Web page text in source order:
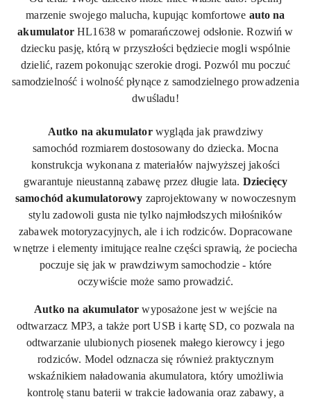
marzenie swojego malucha, kupując komfortowe auto na
akumulatorHL1638 w pomarańczowej odsłonie. Rozwiń w
dziecku pasję, którą w przyszłości będziecie mogli wspólnie
dzielić, razem pokonując szerokie drogi. Pozwól mu poczuć
samodzielność i wolność płynące z samodzielnego prowadzenia
dwuśladu!
Autko na akumulatorwygląda jak prawdziwy
samochód rozmiarem dostosowany do dziecka. Mocna
konstrukcja wykonana z materiałów najwyższej jakości
gwarantuje nieustanną zabawę przez długie lata. Dziecięcy
samochód akumulatorowy zaprojektowany w nowoczesnym
stylu zadowoli gusta nie tylko najmłodszych miłośników
zabawek motoryzacyjnych, ale i ich rodziców. Dopracowane
wnętrze i elementy imitujące realne części sprawią, że pociecha
poczuje się jak w prawdziwymsamochodzie - które
oczywiście może samo prowadzić.
Autko na akumulator wyposażone jest w wejście na
odtwarzacz MP3, a także port USB i kartę SD, co pozwala na
odtwarzanie ulubionych piosenek małego kierowcy i jego
rodziców. Model odznacza się również praktycznym
wskaźnikiem naładowania akumulatora, który umożliwia
kontrolę stanu baterii w trakcie ładowania oraz zabawy, a